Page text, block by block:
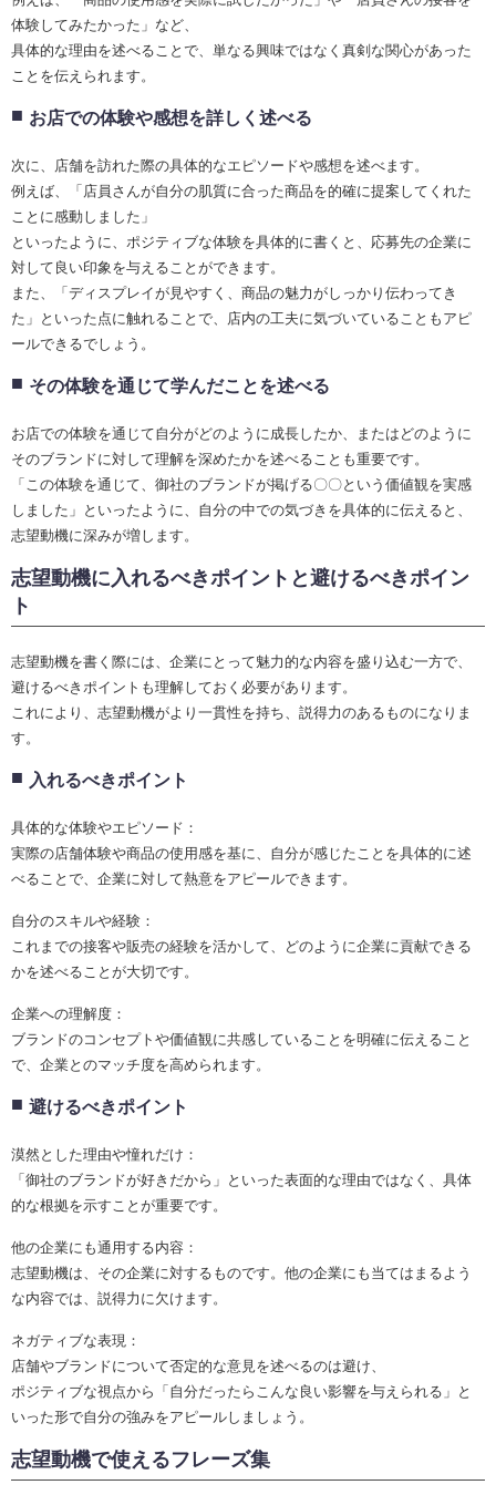
体験してみたかった」など、
具体的な理由を述べることで、単なる興味ではなく真剣な関心があった
ことを伝えられます。
お店での体験や感想を詳しく述べる
次に、店舗を訪れた際の具体的なエピソードや感想を述べます。
例えば、「店員さんが自分の肌質に合った商品を的確に提案してくれた
ことに感動しました」
といったように、ポジティブな体験を具体的に書くと、応募先の企業に
対して良い印象を与えることができます。
また、「ディスプレイが見やすく、商品の魅力がしっかり伝わってき
た」といった点に触れることで、店内の工夫に気づいていることもアピ
ールできるでしょう。
その体験を通じて学んだことを述べる
お店での体験を通じて自分がどのように成長したか、またはどのように
そのブランドに対して理解を深めたかを述べることも重要です。
「この体験を通じて、御社のブランドが掲げる〇〇という価値観を実感
しました」といったように、自分の中での気づきを具体的に伝えると、
志望動機に深みが増します。
志望動機に入れるべきポイントと避けるべきポイン
ト
志望動機を書く際には、企業にとって魅力的な内容を盛り込む一方で、
避けるべきポイントも理解しておく必要があります。
これにより、志望動機がより一貫性を持ち、説得力のあるものになりま
す。
入れるべきポイント
具体的な体験やエピソード：
実際の店舗体験や商品の使用感を基に、自分が感じたことを具体的に述
べることで、企業に対して熱意をアピールできます。
自分のスキルや経験：
これまでの接客や販売の経験を活かして、どのように企業に貢献できる
かを述べることが大切です。
企業への理解度：
ブランドのコンセプトや価値観に共感していることを明確に伝えること
で、企業とのマッチ度を高められます。
避けるべきポイント
漠然とした理由や憧れだけ：
「御社のブランドが好きだから」といった表面的な理由ではなく、具体
的な根拠を示すことが重要です。
他の企業にも通用する内容：
志望動機は、その企業に対するものです。他の企業にも当てはまるよう
な内容では、説得力に欠けます。
ネガティブな表現：
店舗やブランドについて否定的な意見を述べるのは避け、
ポジティブな視点から「自分だったらこんな良い影響を与えられる」と
いった形で自分の強みをアピールしましょう。
志望動機で使えるフレーズ集